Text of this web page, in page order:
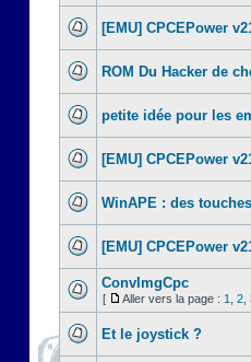
[EMU] CPCEPower
ROM Du Hacker de
petite idée pour les
[EMU] CPCEPower
WinAPE : des
[EMU] CPCEPower
ConvImgCpc
[ Aller vers la page : 1 2
Et le joystick ?